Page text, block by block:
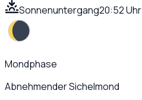
Sonnenuntergang20:52 Uhr
Mondphase
Abnehmender Sichelmond